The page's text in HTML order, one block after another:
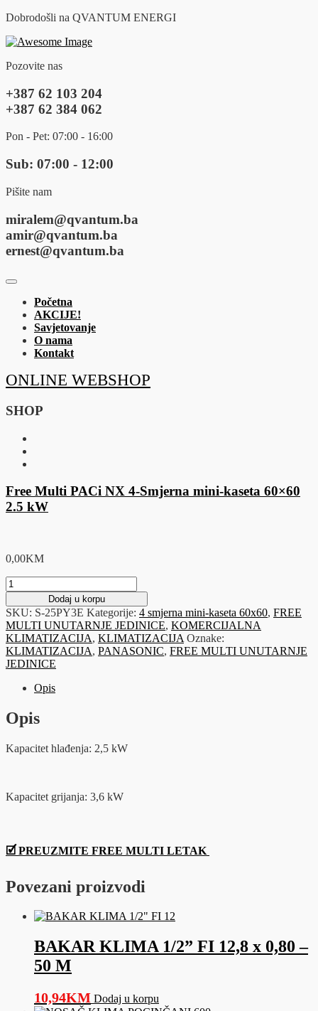
Dobrodošli na QVANTUM ENERGI
Pozovite nas
+387 62 103 204
+387 62 384 062
Pon - Pet: 07:00 - 16:00
Sub: 07:00 - 12:00
Pišite nam
miralem@qvantum.ba
amir@qvantum.ba
ernest@qvantum.ba
Početna
AKCIJE!
Savjetovanje
O nama
Kontakt
ONLINE WEBSHOP
SHOP
Free Multi PACi NX 4-Smjerna mini-kaseta 60×60
2.5 kW
0,00KM
Free
Multi
PACi
NX
4-
Smjerna
mini-
kaseta
60x60
kW
količina
Dodaj u korpu
SKU: S-25PY3E Kategorije: 4 smjerna mini-kaseta 60x60, FREE
MULTI UNUTARNJE JEDINICE, KOMERCIJALNA
KLIMATIZACIJA, KLIMATIZACIJA Oznake:
KLIMATIZACIJA, PANASONIC, FREE MULTI UNUTARNJE
JEDINICE
Opis
Opis
Kapacitet hlađenja: 2,5 kW
Kapacitet grijanja: 3,6 kW
🗹 PREUZMITE FREE MULTI LETAK
Povezani proizvodi
BAKAR KLIMA 1/2” FI 12,8 x 0,80 –
50 M
10,94KM Dodaj u korpu